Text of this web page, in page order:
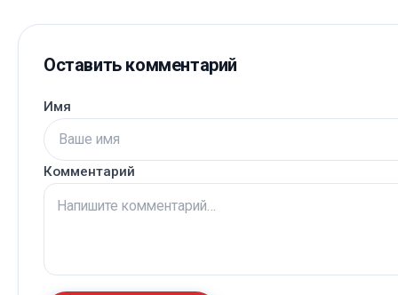
Оставить комментарий
Имя
Комментарий